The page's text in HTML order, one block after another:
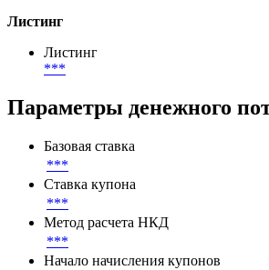
Листинг
Листинг
***
Параметры денежного
Базовая ставка
***
Ставка купона
***
Метод расчета НКД
***
Начало начисления купонов